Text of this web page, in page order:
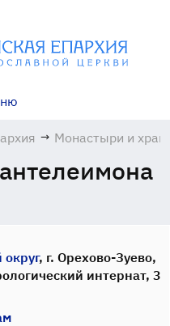
→ Монастыри и
, г. Орехово-Зуево,
интернат, 3